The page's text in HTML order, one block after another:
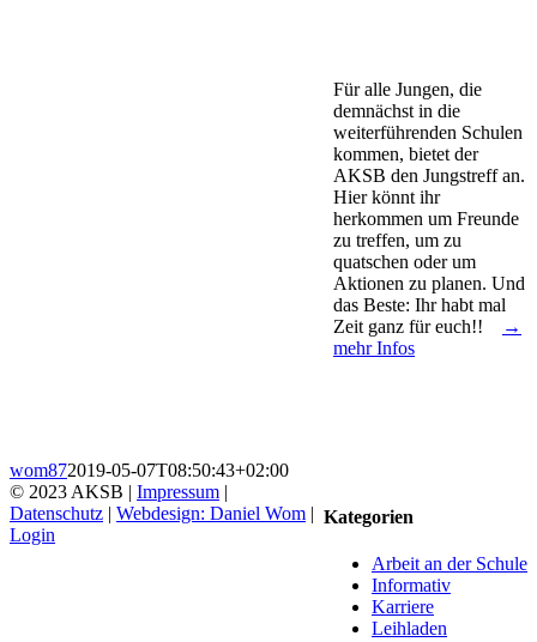
Für alle Jungen, die
demnächst in die
weiterführenden Schulen
kommen, bietet der
AKSB den Jungstreff an.
Hier könnt ihr
herkommen um Freunde
zu treffen, um zu
quatschen oder um
Aktionen zu planen. Und
das Beste: Ihr habt mal
Zeit ganz für euch!!
→
mehr Infos
wom872019-05-07T08:50:43+02:00
Kategorien
Arbeit an der Schule
Informativ
Karriere
Leihladen
© 2023 AKSB | Impressum |
Datenschutz | Webdesign: Daniel Wom |
Login